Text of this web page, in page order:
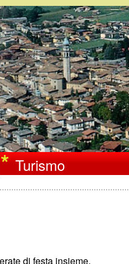
Turismo
di festa insieme.